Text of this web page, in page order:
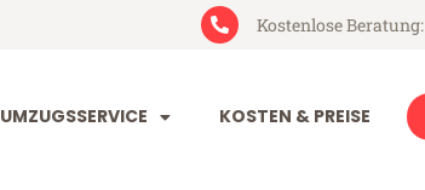
Kostenlose Beratung:
UMZUGSSERVICE KOSTEN & PREISE